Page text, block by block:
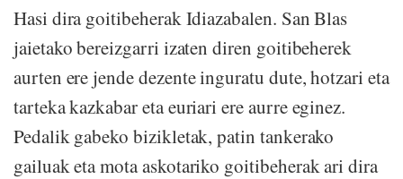
Hasi dira goitibeherak Idiazabalen. San Blas
jaietako bereizgarri izaten diren goitibeherek
aurten ere jende dezente inguratu dute, hotzari eta
tarteka kazkabar eta euriari ere aurre eginez.
Pedalik gabeko bizikletak, patin tankerako
gailuak eta mota askotariko goitibeherak ari dira